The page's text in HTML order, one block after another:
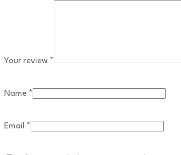
Your review *
Name *
Email *